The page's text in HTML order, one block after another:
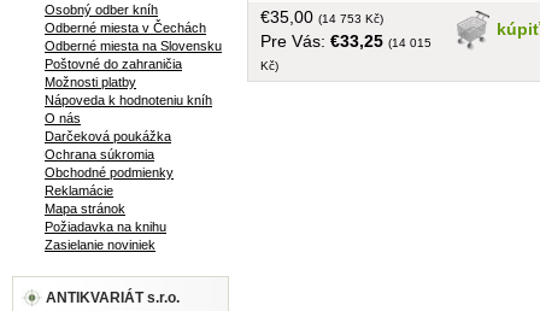
kúpiť
€35,00 (14 753 Kč)
Pre Vás: €33,25 (14 015
Kč)
Osobný odber kníh
Odberné miesta v Čechách
Odberné miesta na Slovensku
Poštovné do zahraničia
Možnosti platby
Nápoveda k hodnoteniu kníh
O nás
Darčeková poukážka
Ochrana súkromia
Obchodné podmienky
Reklamácie
Mapa stránok
Požiadavka na knihu
Zasielanie noviniek
ANTIKVARIÁT s.r.o.